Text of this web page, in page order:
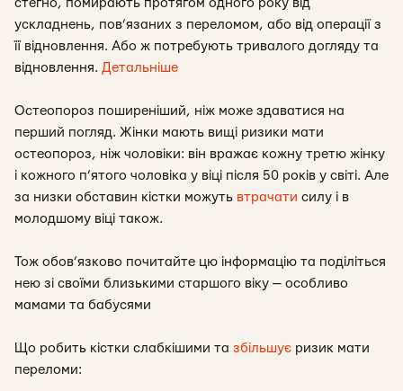
стегно, помирають протягом одного року від
ускладнень, пов’язаних з переломом, або від операції з
її відновлення. Або ж потребують тривалого догляду та
відновлення. Детальніше
Остеопороз поширеніший, ніж може здаватися на
перший погляд. Жінки мають вищі ризики мати
остеопороз, ніж чоловіки: він вражає кожну третю жінку
і кожного п’ятого чоловіка у віці після 50 років у світі. Але
за низки обставин кістки можуть втрачати силу і в
молодшому віці також.
Тож обов’язково почитайте цю інформацію та поділіться
нею зі своїми близькими старшого віку — особливо
мамами та бабусями
Що робить кістки слабкішими та збільшує ризик мати
переломи: